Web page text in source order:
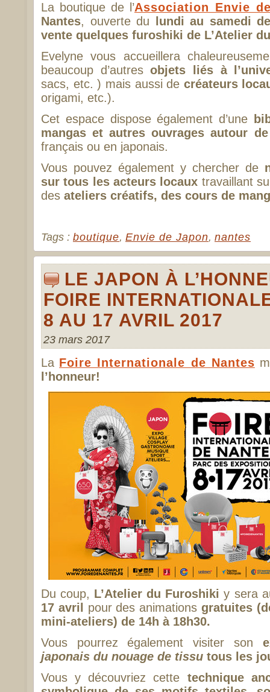
La boutique de l’Association Envie
Nantes, ouverte du
lundi au samedi
vente quelques furoshiki de L’Atelier
Evelyne vous accueillera
beaucoup d’autresobjets liés à
sacs, etc. ) mais aussi de créateurs
origami, etc.).
Cet espace dispose également d’une
mangas et autres ouvrages autour
français ou en japonais.
Vous pouvez également y chercher de
sur tous les acteurs locaux travaillant
des ateliers créatifs, des cours de
Tags : boutique, Envie de Japon, nantes
LE JAPON À
FOIRE
8 AU 17 AVRIL 2017
23 mars 2017
La Foire Internationale de Nantes
l’honneur!
Du coup, L’Atelier du Furoshiki y sera
17 avril
pour des animations gratuites
mini-ateliers) de 14h à 18h30.
Vous pourrez également visiter son
japonais du nouage de tissu tous les
Vous y découvriez cette technique